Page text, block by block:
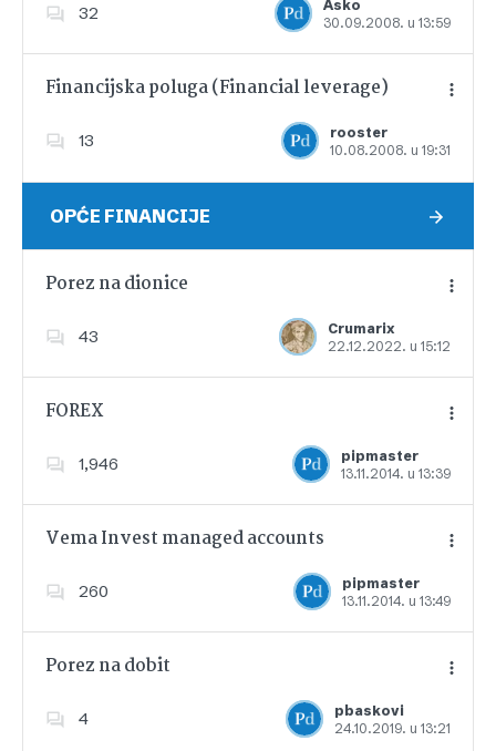
32
Asko
30.09.2008. u 13:59
Dodajte u favorite
Financijska poluga (Financial leverage)
13
rooster
10.08.2008. u 19:31
Dodajte u favorite
OPĆE FINANCIJE
Porez na dionice
43
Crumarix
22.12.2022. u 15:12
Dodajte u favorite
FOREX
1,946
pipmaster
13.11.2014. u 13:39
Dodajte u favorite
Vema Invest managed accounts
260
pipmaster
13.11.2014. u 13:49
Dodajte u favorite
Porez na dobit
4
pbaskovi
24.10.2019. u 13:21
Dodajte u favorite